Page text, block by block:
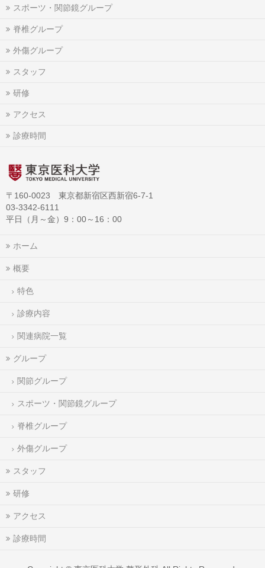
スポーツ・関節鏡グループ
脊椎グループ
外傷グループ
スタッフ
研修
アクセス
診療時間
〒160-0023 東京都新宿区西新宿6-7-1
03-3342-6111
平日（月～金）9：00～16：00
ホーム
概要
特色
診療内容
関連病院一覧
グループ
関節グループ
スポーツ・関節鏡グループ
脊椎グループ
外傷グループ
スタッフ
研修
アクセス
診療時間